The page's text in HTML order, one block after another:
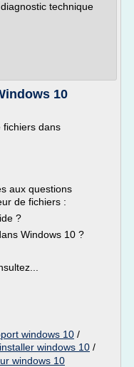
technique
10
fichiers dans
aux questions
de fichiers :
?
Windows 10 ?
windows 10 /
windows 10 /
windows 10